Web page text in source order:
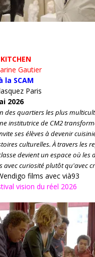
Gautier
la SCAM
Paris
2026
des quartiers les plus
institutrice de CM2
ses élèves à devenir
culturelles. À travers les
devient un espace où les
avec curiosité plutôt qu'avec
films avec vià93
vision du réel 2026